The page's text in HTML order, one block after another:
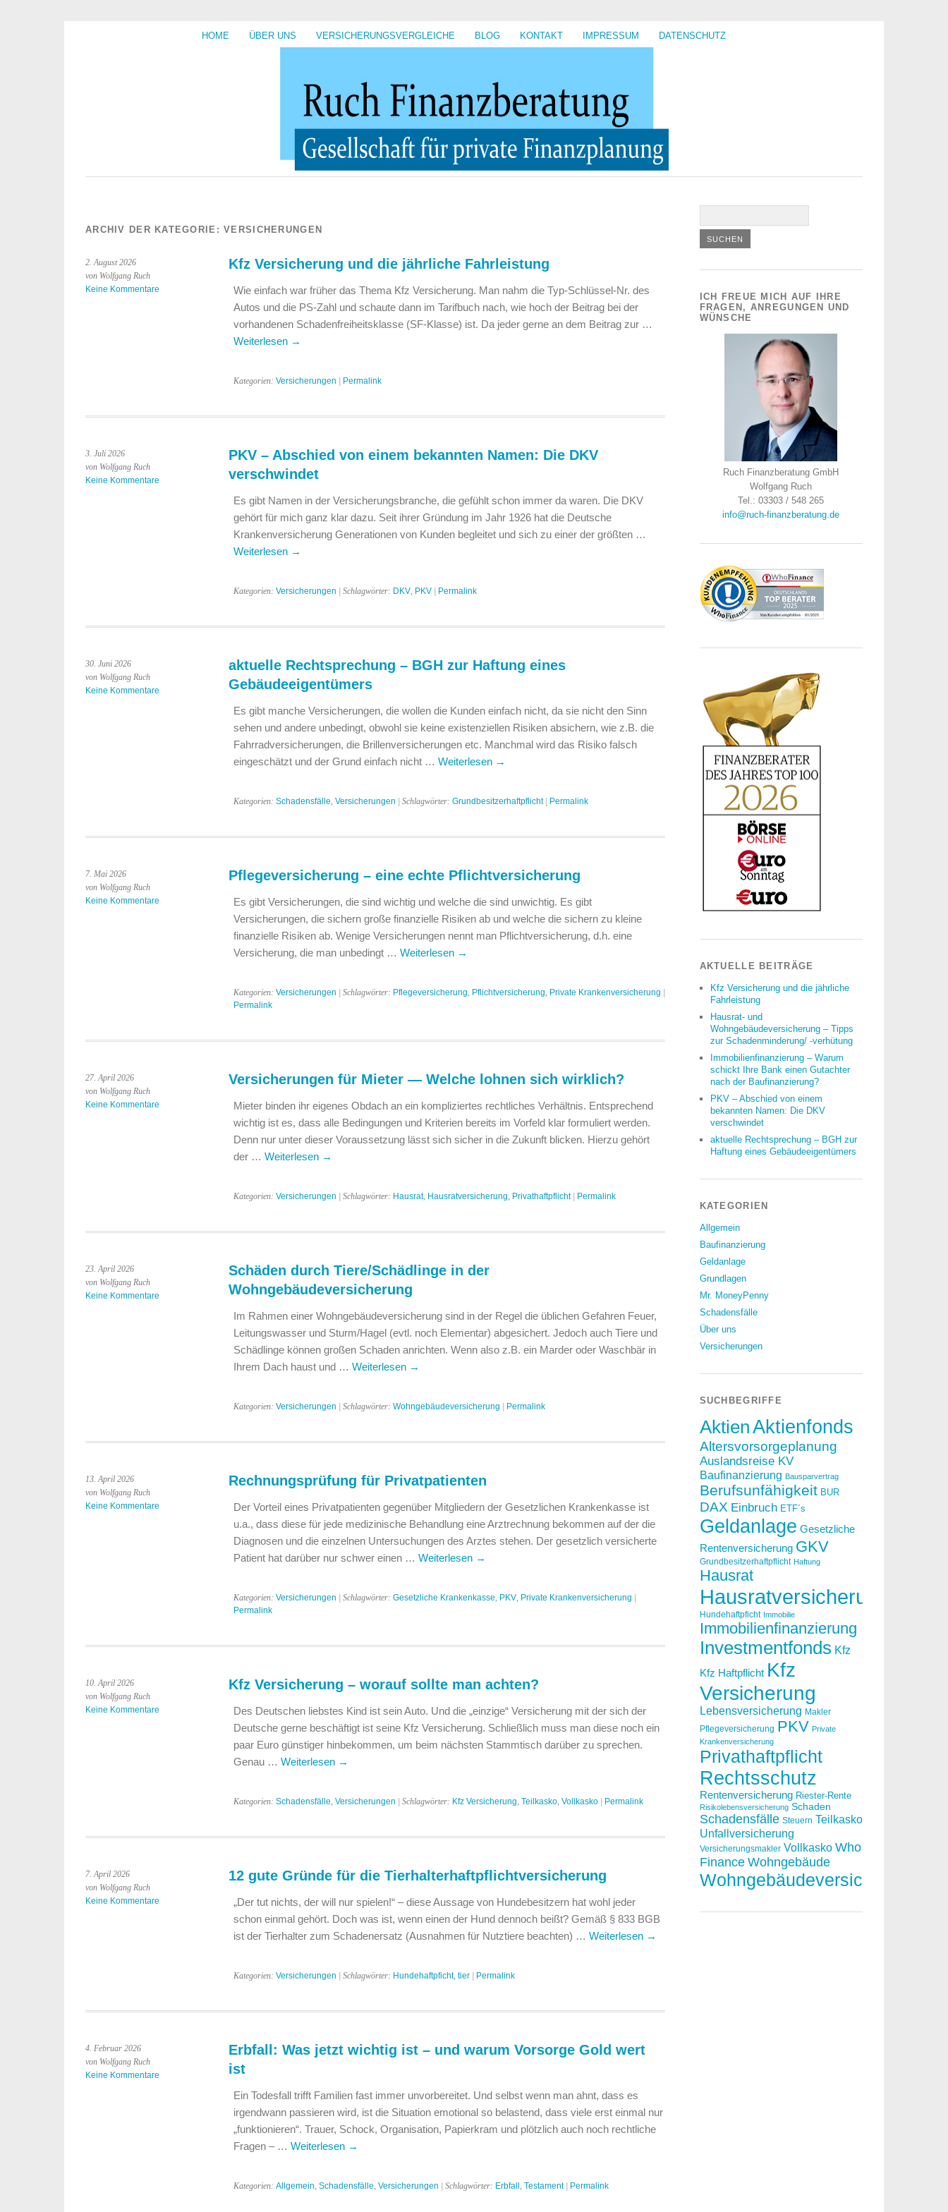
HOME ÜBER UNS VERSICHERUNGSVERGLEICHE BLOG KONTAKT IMPRESSUM DATENSCHUTZ
ARCHIV DER KATEGORIE:VERSICHERUNGEN
2. August 2026
von Wolfgang Ruch
Keine Kommentare
Kfz Versicherung und die jährliche Fahrleistung
Wie einfach war früher das Thema Kfz Versicherung. Man nahm die Typ-Schlüssel-Nr. des
Autos und die PS-Zahl und schaute dann im Tarifbuch nach, wie hoch der Beitrag bei der
vorhandenen Schadenfreiheitsklasse (SF-Klasse) ist. Da jeder gerne an dem Beitrag zur …
Weiterlesen →
Kategorien: Versicherungen Permalink
3. Juli 2026
von Wolfgang Ruch
Keine Kommentare
PKV – Abschied von einem bekannten Namen: Die DKV
verschwindet
Es gibt Namen in der Versicherungsbranche, die gefühlt schon immer da waren. Die DKV
gehört für mich ganz klar dazu. Seit ihrer Gründung im Jahr 1926 hat die Deutsche
Krankenversicherung Generationen von Kunden begleitet und sich zu einer der größten …
Weiterlesen →
Kategorien: Versicherungen | Schlagwörter: DKV, PKV| Permalink
30. Juni 2026
von Wolfgang Ruch
Keine Kommentare
aktuelle Rechtsprechung – BGH zur Haftung eines
Gebäudeeigentümers
Es gibt manche Versicherungen, die wollen die Kunden einfach nicht, da sie nicht den Sinn
sehen und andere unbedingt, obwohl sie keine existenziellen Risiken absichern, wie z.B. die
Fahrradversicherungen, die Brillenversicherungen etc. Manchmal wird das Risiko falsch
eingeschätzt und der Grund einfach nicht … Weiterlesen →
Kategorien: Schadensfälle, Versicherungen | Schlagwörter: Grundbesitzerhaftpflicht| Permalink
7. Mai 2026
von Wolfgang Ruch
Keine Kommentare
Pflegeversicherung – eine echte Pflichtversicherung
Es gibt Versicherungen, die sind wichtig und welche die sind unwichtig. Es gibt
Versicherungen, die sichern große finanzielle Risiken ab und welche die sichern zu kleine
finanzielle Risiken ab. Wenige Versicherungen nennt man Pflichtversicherung, d.h. eine
Versicherung, die man unbedingt … Weiterlesen →
Kategorien: Versicherungen | Schlagwörter: Pflegeversicherung, Pflichtversicherung, Private Krankenversicherung
Permalink
27. April 2026
von Wolfgang Ruch
Keine Kommentare
Versicherungen für Mieter — Welche lohnen sich wirklich?
Mieter binden ihr eigenes Obdach an ein kompliziertes rechtliches Verhältnis. Entsprechend
wichtig ist es, dass alle Bedingungen und Kriterien bereits im Vorfeld klar formuliert werden.
Denn nur unter dieser Voraussetzung lässt sich sicher in die Zukunft blicken. Hierzu gehört
der … Weiterlesen →
Kategorien: Versicherungen | Schlagwörter: Hausrat, Hausratversicherung, Privathaftpflicht| Permalink
23. April 2026
von Wolfgang Ruch
Keine Kommentare
Schäden durch Tiere/Schädlinge in der
Wohngebäudeversicherung
Im Rahmen einer Wohngebäudeversicherung sind in der Regel die üblichen Gefahren Feuer,
Leitungswasser und Sturm/Hagel (evtl. noch Elementar) abgesichert. Jedoch auch Tiere und
Schädlinge können großen Schaden anrichten. Wenn also z.B. ein Marder oder Waschbär in
Ihrem Dach haust und … Weiterlesen →
Kategorien: Versicherungen | Schlagwörter: Wohngebäudeversicherung Permalink
13. April 2026
von Wolfgang Ruch
Keine Kommentare
Rechnungsprüfung für Privatpatienten
Der Vorteil eines Privatpatienten gegenüber Mitgliedern der Gesetzlichen Krankenkasse ist
u.a., dass diese für jede medizinische Behandlung eine Arztrechnung bekommen auf der die
Diagnosen und die einzelnen Untersuchungen des Arztes stehen. Der gesetzlich versicherte
Patient hat darüber nur schwer einen … Weiterlesen →
Kategorien: Versicherungen | Schlagwörter: Gesetzliche Krankenkasse, PKV, Private Krankenversicherung
Permalink
10. April 2026
von Wolfgang Ruch
Keine Kommentare
Kfz Versicherung – worauf sollte man achten?
Des Deutschen liebstes Kind ist sein Auto. Und die „einzige“ Versicherung mit der sich der
Deutsche gerne beschäftigt ist seine Kfz Versicherung. Schließlich muss man diese noch ein
paar Euro günstiger hinbekommen, um beim nächsten Stammtisch darüber zu sprechen.
Genau … Weiterlesen →
Kategorien: Schadensfälle, Versicherungen | Schlagwörter: Kfz Versicherung, Teilkasko, Vollkasko| Permalink
7. April 2026
von Wolfgang Ruch
Keine Kommentare
12 gute Gründe für die Tierhalterhaftpflichtversicherung
„Der tut nichts, der will nur spielen!“ – diese Aussage von Hundebesitzern hat wohl jeder
schon einmal gehört. Doch was ist, wenn einen der Hund dennoch beißt? Gemäß § 833 BGB
ist der Tierhalter zum Schadenersatz (Ausnahmen für Nutztiere beachten) … Weiterlesen →
Kategorien: Versicherungen | Schlagwörter: Hundehaftpficht, tier| Permalink
4. Februar 2026
von Wolfgang Ruch
Keine Kommentare
Erbfall: Was jetzt wichtig ist – und warum Vorsorge Gold wert
ist
Ein Todesfall trifft Familien fast immer unvorbereitet. Und selbst wenn man ahnt, dass es
irgendwann passieren wird, ist die Situation emotional so belastend, dass viele erst einmal nur
„funktionieren“. Trauer, Schock, Organisation, Papierkram und plötzlich auch noch rechtliche
Fragen – … Weiterlesen →
Kategorien: Allgemein, Schadensfälle, Versicherungen | Schlagwörter: Erbfall , Testament| Permalink
ICH FREUE MICH AUF IHRE
FRAGEN, ANREGUNGEN UND
WÜNSCHE
Ruch Finanzberatung GmbH
Wolfgang Ruch
Tel.: 03303 / 548 265
info@ruch-finanzberatung.de
AKTUELLE BEITRÄGE
Kfz Versicherung und die jährliche
Fahrleistung
Hausrat- und
Wohngebäudeversicherung – Tipps
zur Schadenminderung/ -verhütung
Immobilienfinanzierung – Warum
schickt Ihre Bank einen Gutachter
nach der Baufinanzierung?
PKV – Abschied von einem
bekannten Namen: Die DKV
verschwindet
aktuelle Rechtsprechung – BGH zur
Haftung eines Gebäudeeigentümers
KATEGORIEN
Allgemein
Baufinanzierung
Geldanlage
Grundlagen
Mr. MoneyPenny
Schadensfälle
Über uns
Versicherungen
SUCHBEGRIFFE
AktienAktienfonds
Altersvorsorgeplanung
Auslandsreise KV
Baufinanzierung Bausparvertrag
Berufsunfähigkeit BUR
DAX Einbruch ETF´s
Geldanlage Gesetzliche
Rentenversicherung GKV
Grundbesitzerhaftpflicht Haftung
Hausrat
Hausratversicherung
Hundehaftpficht Immobilie
Immobilienfinanzierung
Investmentfonds Kfz
Kfz Haftpflicht Kfz
Versicherung
Lebensversicherung Makler
Pflegeversicherung PKV Private
Krankenversicherung
Privathaftpflicht
Rechtsschutz
Rentenversicherung Riester-Rente
Risikolebensversicherung Schaden
Schadensfälle Steuern Teilkasko
Unfallversicherung
Versicherungsmakler Vollkasko Who
Finance Wohngebäude
Wohngebäudeversicherung